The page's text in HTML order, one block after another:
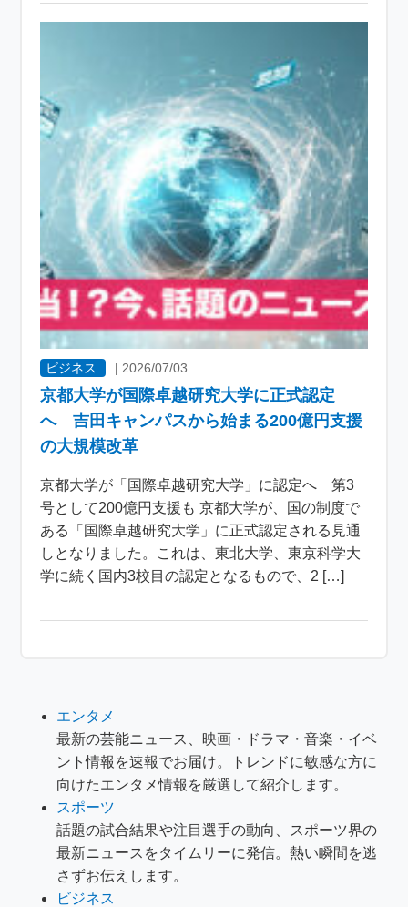
ビジネス | 2026/07/03
京都大学が国際卓越研究大学に正式認定
へ 吉田キャンパスから始まる200億円支援
の大規模改革
京都大学が「国際卓越研究大学」に認定へ 第3
号として200億円支援も 京都大学が、国の制度で
ある「国際卓越研究大学」に正式認定される見通
しとなりました。これは、東北大学、東京科学大
学に続く国内3校目の認定となるもので、2 […]
エンタメ
最新の芸能ニュース、映画・ドラマ・音楽・イベ
ント情報を速報でお届け。トレンドに敏感な方に
向けたエンタメ情報を厳選して紹介します。
スポーツ
話題の試合結果や注目選手の動向、スポーツ界の
最新ニュースをタイムリーに発信。熱い瞬間を逃
さずお伝えします。
ビジネス